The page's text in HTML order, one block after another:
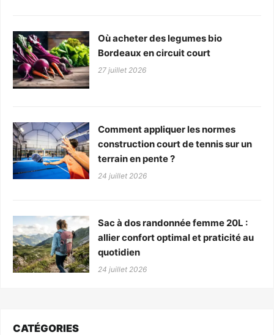
Où acheter des legumes bio
Bordeaux en circuit court
27 juillet 2026
Comment appliquer les normes
construction court de tennis sur un
terrain en pente ?
24 juillet 2026
Sac à dos randonnée femme 20L :
allier confort optimal et praticité au
quotidien
24 juillet 2026
CATÉGORIES